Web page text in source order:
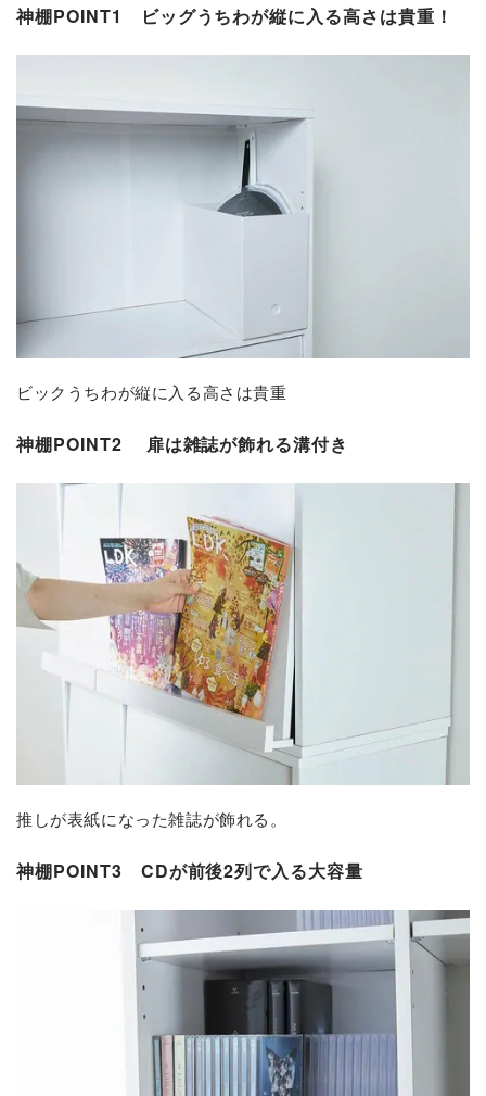
神棚POINT1 ビッグうちわが縦に入る高さは貴重！
ビックうちわが縦に入る高さは貴重
神棚POINT2 扉は雑誌が飾れる溝付き
推しが表紙になった雑誌が飾れる。
神棚POINT3 CDが前後2列で入る大容量